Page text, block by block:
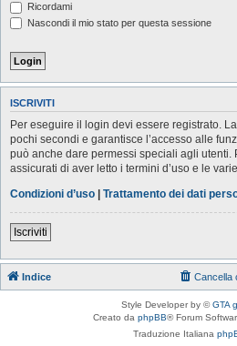
Ricordami
Nascondi il mio stato per questa sessione
ISCRIVITI
Per eseguire il login devi essere registrato.
pochi secondi e garantisce l’accesso alle
può anche dare permessi speciali agli utenti.
assicurati di aver letto i termini d’uso e le
Condizioni d’uso | Trattamento dei dati
Iscriviti
Indice Cancella
Style Developer by ©GTA
Creato da phpBB® Forum
Traduzione Italiana